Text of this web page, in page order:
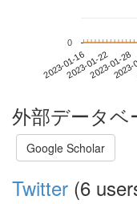
2023-01-162023-01-222023-01-28
0
外部データベ
Google Scholar
Twitter (6